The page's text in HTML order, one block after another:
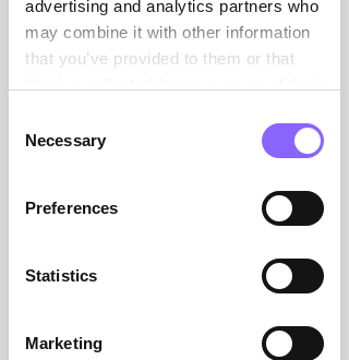
advertising and analytics partners who
may combine it with other information
that you’ve provided to them or that
Selection
Necessary
Preferences
Statistics
Marketing
Interim Management
im HR-Bereich